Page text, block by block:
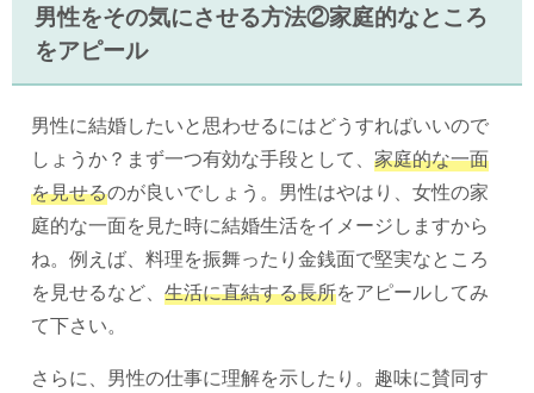
男性をその気にさせる方法②家庭的なところ
をアピール
男性に結婚したいと思わせるにはどうすればいいので
しょうか？まず一つ有効な手段として、 家庭的な一面
を見せるのが良いでしょう。男性はやはり、女性の家
庭的な一面を見た時に結婚生活をイメージしますから
ね。例えば、料理を振舞ったり金銭面で堅実なところ
を見せるなど、 生活に直結する長所をアピールしてみ
て下さい。
さらに、男性の仕事に理解を示したり。趣味に賛同す